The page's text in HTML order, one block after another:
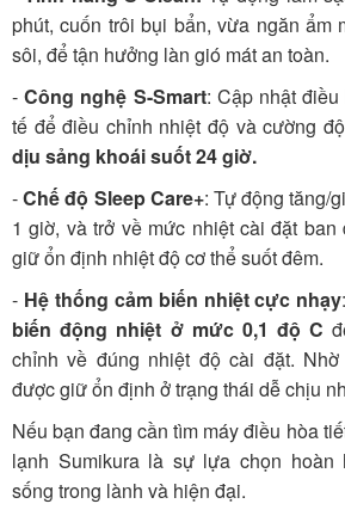
phút, cuốn trôi bụi bẩn, vừa ngăn ẩm
sôi, để tận hưởng làn gió mát an toàn.
-Công nghệ S-Smart: Cập nhật
tế để điều chỉnh nhiệt độ và cường
dịu sảng khoái suốt 24 giờ.
-Chế độ Sleep Care+: Tự động tăng/
1 giờ, và trở về mức nhiệt cài đặt ban
giữ ổn định nhiệt độ cơ thể suốt đêm.
- Hệ thống cảm biến nhiệt cực nhạy
biến động nhiệt ở mức 0,1 độ C
chỉnh về đúng nhiệt độ cài đặt.
được giữ ổn định ở trạng thái dễ chịu
Nếu bạn đang cần tìm máy điều hòa
lạnh Sumikura là sự lựa chọn hoàn
sống trong lành và hiện đại.